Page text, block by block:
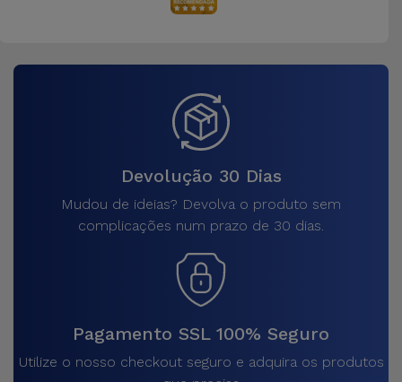
Devolução 30 Dias
Mudou de ideias? Devolva o produto sem
complicações num prazo de 30 dias.
Pagamento SSL 100% Seguro
Utilize o nosso checkout seguro e adquira os produtos